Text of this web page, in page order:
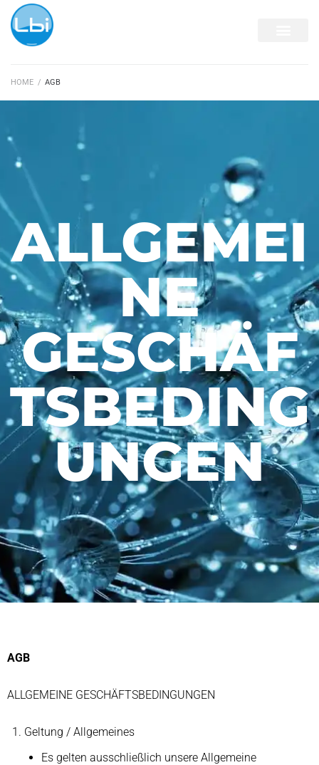
HOME / AGB
ALLGEMEI
NE
GESCHÄF
TSBEDING
UNGEN
AGB
ALLGEMEINE GESCHÄFTSBEDINGUNGEN
Geltung / Allgemeines
Es gelten ausschließlich unsere Allgemeine